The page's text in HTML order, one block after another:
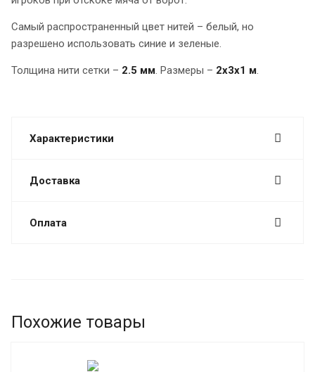
Самый распространенный цвет нитей – белый, но
разрешено использовать синие и зеленые.
Толщина нити сетки – 2.5 мм. Размеры – 2х3х1 м.
Характеристики
Доставка
Оплата
Похожие товары